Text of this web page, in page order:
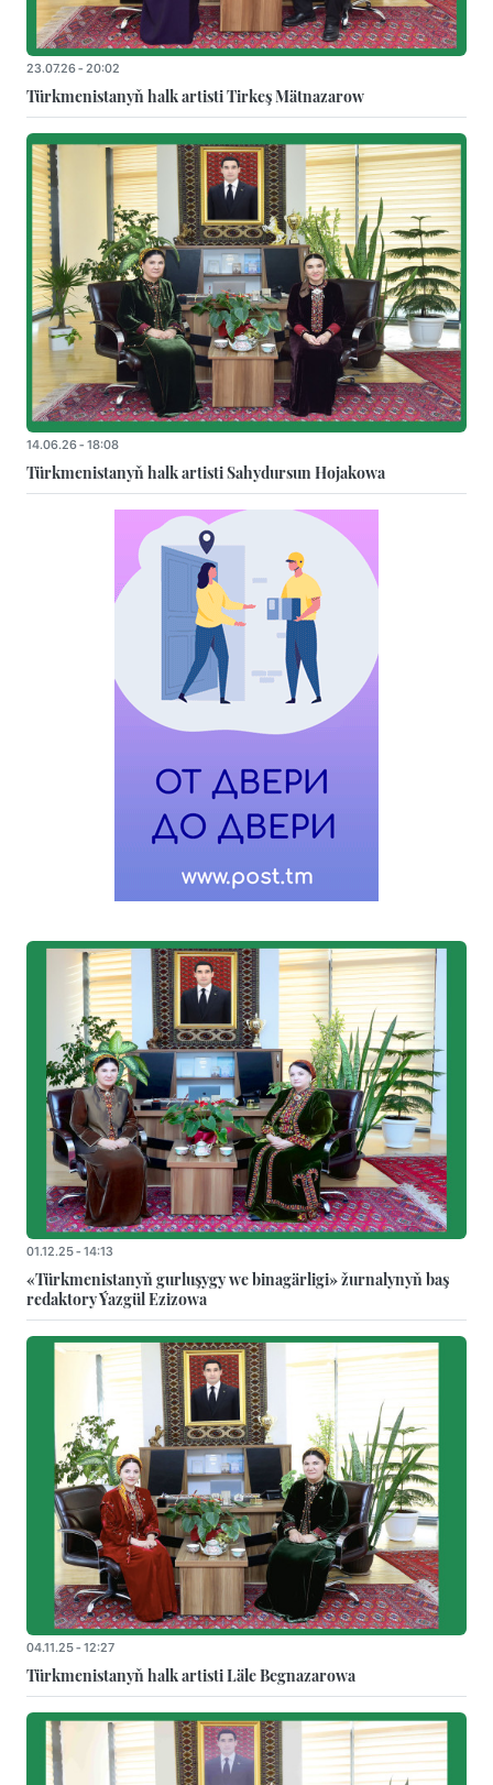
23.07.26 - 20:02
Türkmenistanyň halk artisti Tirkeş Mätnazarow
14.06.26 - 18:08
Türkmenistanyň halk artisti Sahydursun Hojakowa
01.12.25 - 14:13
«Türkmenistanyň gurluşygy we binagärligi» žurnalynyň baş
redaktory Ýazgül Ezizowa
04.11.25 - 12:27
Türkmenistanyň halk artisti Läle Begnazarowa